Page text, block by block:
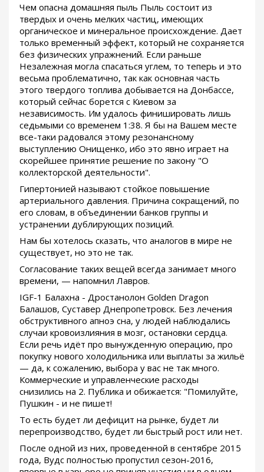
Чем опасна домашняя пыль Пыль состоит из
твердых и очень мелких частиц, имеющих
органическое и минеральное происхождение. Дает
только временный эффект, который не сохраняется
без физических упражнений. Если раньше
Незалежная могла спасаться углем, то теперь и это
весьма проблематично, так как основная часть
этого твердого топлива добывается на Донбассе,
который сейчас борется с Киевом за
независимость. Им удалось финишировать лишь
седьмыми со временем 1:38. Я бы на Вашем месте
все-таки радовался этому резонансному
выступлению Онищенко, ибо это явно играет на
скорейшее принятие решение по закону "О
коллекторской деятельности".
Гипертонией называют стойкое повышение
артериального давления. Причина сокращений, по
его словам, в объединении банков группы и
устранении дублирующих позиций.
Нам бы хотелось сказать, что аналогов в мире не
существует, но это не так.
Согласование таких вещей всегда занимает много
времени, — напомнил Лавров.
IGF-1 Балахна - Дростанолон Golden Dragon
Балашов, Суставер Днепропетровск. Без лечения
обструктивного апноэ сна, у людей наблюдались
случаи кровоизлияния в мозг, остановки сердца.
Если речь идёт про вынужденную операцию, про
покупку нового холодильника или выплаты за жильё
— да, к сожалению, выбора у вас не так много.
Коммерческие и управленческие расходы
снизились на 2. Публика и обижается: "Помилуйте,
Пушкин - и не пишет!
То есть будет ли дефицит на рынке, будет ли
перепроизводство, будет ли быстрый рост или нет.
После одной из них, проведенной в сентябре 2015
года, Вудс полностью пропустил сезон-2016,